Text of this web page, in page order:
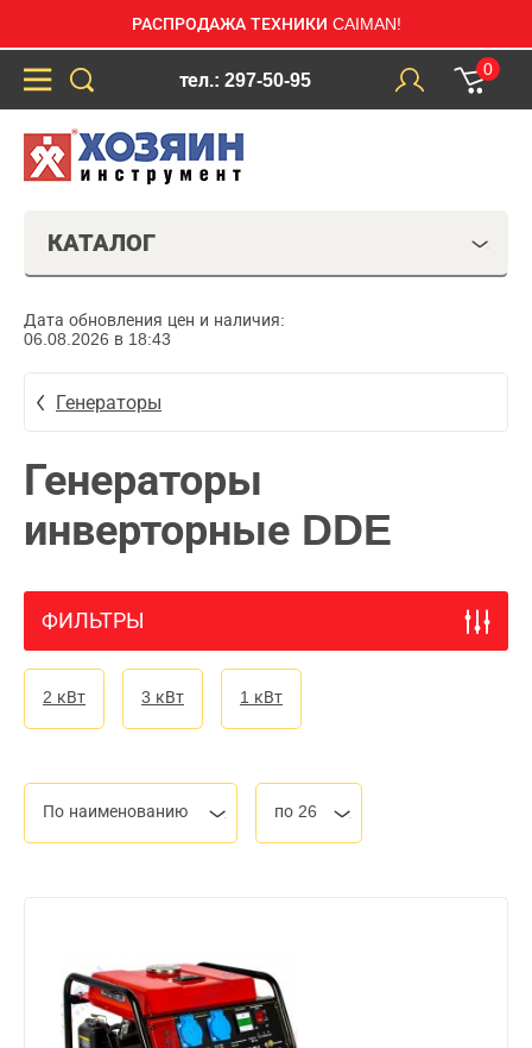
РАСПРОДАЖА ТЕХНИКИ CAIMAN!
тел.: 297-50-95
0
КАТАЛОГ
Дата обновления цен и наличия:
06.08.2026 в 18:43
Генераторы
Генераторы
инверторные DDE
ФИЛЬТРЫ
2 кВт 3 кВт 1 кВт
По наименованию по 26